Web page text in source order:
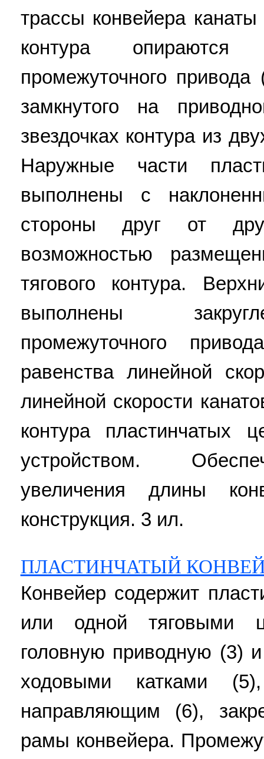
трассы конвейера
контура
промежуточного
замкнутого на
звездочках контура из
Наружные части
выполнены с
стороны друг от
возможностью
тягового контура.
выполнены
промежуточного
равенства линейной
линейной скорости
контура пластинчатых
устройством.
увеличения длины
конструкция. 3 ил.
ПЛАСТИНЧАТЫЙ
Конвейер содержит
или одной тяговыми
головную приводную (3)
ходовыми катками
направляющим (6),
рамы конвейера.